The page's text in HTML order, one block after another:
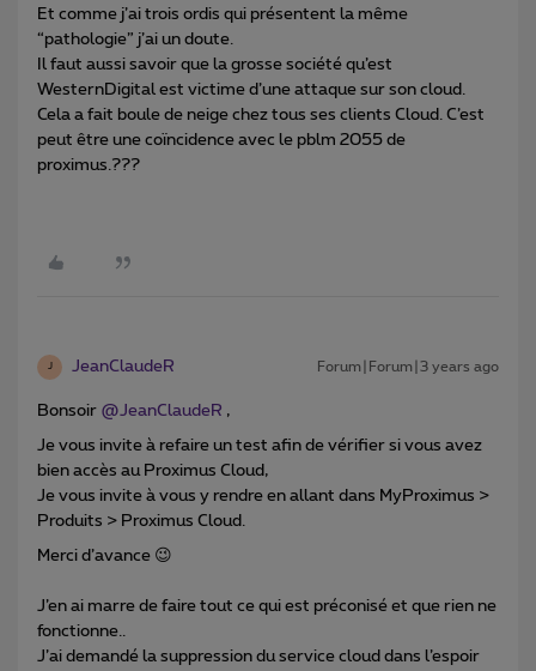
Et comme j’ai trois ordis qui présentent la même
“pathologie” j’ai un doute.
Il faut aussi savoir que la grosse société qu’est
WesternDigital est victime d’une attaque sur son cloud.
Cela a fait boule de neige chez tous ses clients Cloud. C’est
peut être une coïncidence avec le pblm 2055 de
proximus.???
J JeanClaudeR Forum|Forum|3 years ago
Bonsoir @JeanClaudeR ,
Je vous invite à refaire un test afin de vérifier si vous avez
bien accès au Proximus Cloud,
Je vous invite à vous y rendre en allant dans MyProximus >
Produits > Proximus Cloud.
Merci d’avance 😉
J’en ai marre de faire tout ce qui est préconisé et que rien ne
fonctionne..
J’ai demandé la suppression du service cloud dans l’espoir